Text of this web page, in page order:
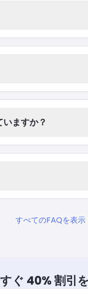
ますか？
すべてのFAQを表示
ぐ 40% 割引